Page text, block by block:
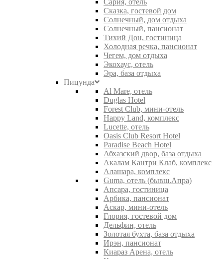
Сария, отель
Сказка, гостевой дом
Солнечный, дом отдыха
Солнечный, пансионат
Тихий Дон, гостиница
Холодная речка, пансионат
Чегем, дом отдыха
Экохаус, отель
Эра, база отдыха
Пицунда
Al Mare, отель
Duglas Hotel
Forest Club, мини-отель
Happy Land, комплекс
Lucette, отель
Oasis Club Resort Hotel
Paradise Beach Hotel
Абхазский двор, база отдыха
Акалам Кантри Клаб, комплекс
Алашара, комплекс
Guma, отель (бывш.Апра)
Апсара, гостиница
Арбика, пансионат
Аскар, мини-отель
Глория, гостевой дом
Дельфин, отель
Золотая бухта, база отдыха
Ирэн, пансионат
Киараз Арена, отель